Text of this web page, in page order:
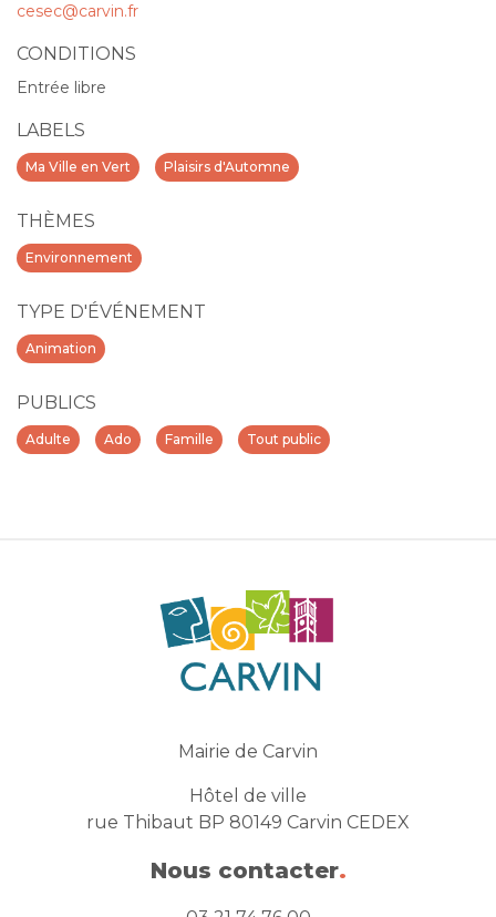
cesec@carvin.fr
CONDITIONS
Entrée libre
LABELS
Ma Ville en Vert Plaisirs d'Automne
THÈMES
Environnement
TYPE D'ÉVÉNEMENT
Animation
PUBLICS
Adulte Ado Famille Tout public
Mairie de Carvin
Hôtel de ville
rue Thibaut BP 80149 Carvin CEDEX
Nous contacter.